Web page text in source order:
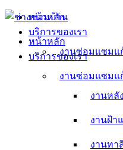
Skip
content
หน้าหลัก
บริการของเรา
งานซ่อมแซมแ
งานหลั
งานฝ้า
งานทา
หน้าหลัก
บริการของเรา
งานซ่อมแซมแ
งานห
งานฝ้า
งานทา
งานผนัง